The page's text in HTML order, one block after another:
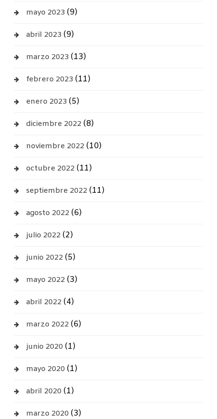
mayo 2023 (9)
abril 2023 (9)
marzo 2023 (13)
febrero 2023 (11)
enero 2023 (5)
diciembre 2022 (8)
noviembre 2022 (10)
octubre 2022 (11)
septiembre 2022 (11)
agosto 2022 (6)
julio 2022 (2)
junio 2022 (5)
mayo 2022 (3)
abril 2022 (4)
marzo 2022 (6)
junio 2020 (1)
mayo 2020 (1)
abril 2020 (1)
marzo 2020 (3)